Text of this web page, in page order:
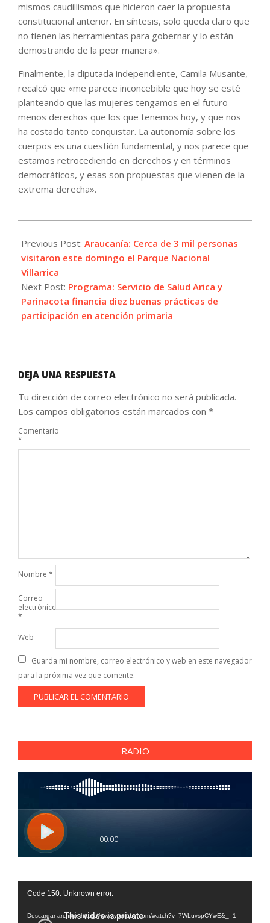
mismos caudillismos que hicieron caer la propuesta
constitucional anterior. En síntesis, solo queda claro que
no tienen las herramientas para gobernar y lo están
demostrando de la peor manera».
Finalmente, la diputada independiente, Camila Musante,
recalcó que «me parece inconcebible que hoy se esté
planteando que las mujeres tengamos en el futuro
menos derechos que los que tenemos hoy, y que nos
ha costado tanto conquistar. La autonomía sobre los
cuerpos es una cuestión fundamental, y nos parece que
estamos retrocediendo en derechos y en términos
democráticos, y esas son propuestas que vienen de la
extrema derecha».
07-
31
Previous Post: Araucanía: Cerca de 3 mil personas
visitaron este domingo el Parque Nacional
Villarrica
Next Post: Programa: Servicio de Salud Arica y
Parinacota financia diez buenas prácticas de
participación en atención primaria
DEJA UNA RESPUESTA
Tu dirección de correo electrónico no será publicada.
Los campos obligatorios están marcados con *
Comentario
*
Nombre *
Correo
electrónico
*
Web
Guarda mi nombre, correo electrónico y web en este navegador
para la próxima vez que comente.
RADIO
Reproductor
vídeo
Code 150: Unknown error.
Descargar archivo: https://www.youtube.com/watch?v=7WLuvspCYwE&_=1